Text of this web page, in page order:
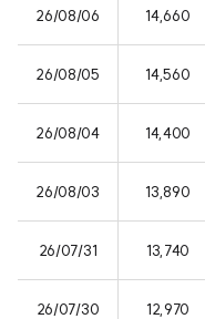
26/08/06 14,660
26/08/05 14,560
26/08/04 14,400
26/08/03 13,890
26/07/31 13,740
26/07/30 12,970